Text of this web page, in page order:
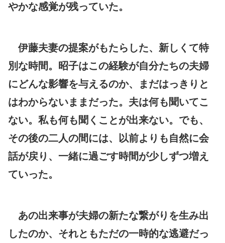
やかな感覚が残っていた。
伊藤夫妻の提案がもたらした、新しくて特
別な時間。昭子はこの経験が自分たちの夫婦
にどんな影響を与えるのか、まだはっきりと
はわからないままだった。夫は何も聞いてこ
ない。私も何も聞くことが出来ない。でも、
その後の二人の間には、以前よりも自然に会
話が戻り、一緒に過ごす時間が少しずつ増え
ていった。
あの出来事が夫婦の新たな繋がりを生み出
したのか、それともただの一時的な逃避だっ